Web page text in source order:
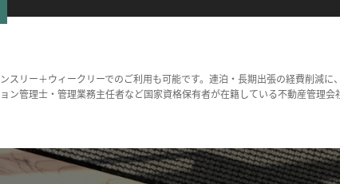
リー＋ウィークリーでのご利用も可能です。連泊・長期出張の経費削減に
ン管理士・管理業務主任者など国家資格保有者が在籍している不動産管理